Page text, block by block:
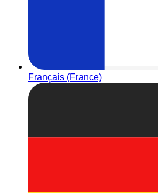
Français (France)